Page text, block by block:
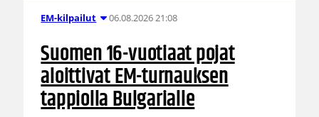
EM-kilpailut 06.08.2026 21:08
Suomen 16-vuotiaat pojat
aloittivat EM-turnauksen
tappiolla Bulgarialle